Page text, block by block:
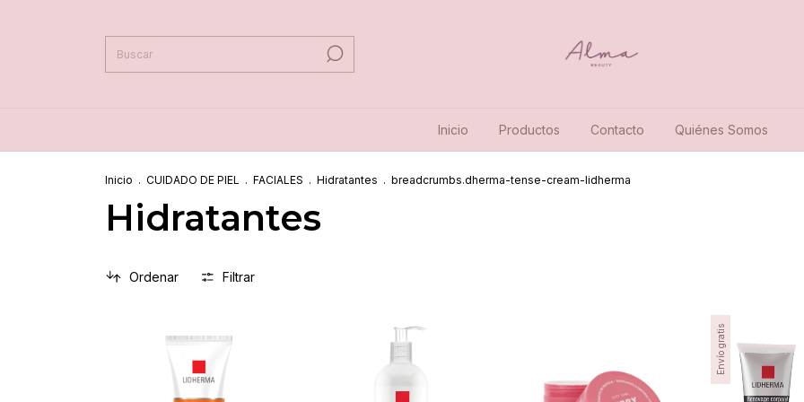
Inicio Productos Contacto Quiénes Somos
Inicio . CUIDADO DE PIEL . FACIALES . Hidratantes . breadcrumbs.dherma-tense-cream-lidherma
Hidratantes
Ordenar Filtrar
Envío gratis